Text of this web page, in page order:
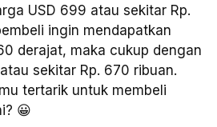
USD 699 atau sekitar Rp.
ingin mendapatkan
derajat, maka cukup dengan
sekitar Rp. 670 ribuan.
tertarik untuk membeli
😀